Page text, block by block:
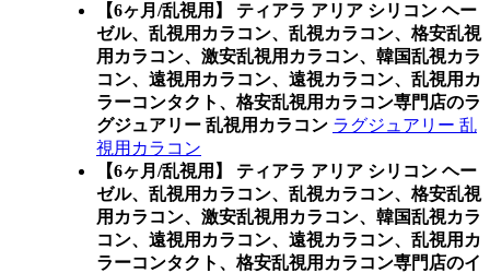
【6ヶ月/乱視用】 ティアラ アリア シリコン ヘー
ゼル、乱視用カラコン、乱視カラコン、格安乱視
用カラコン、激安乱視用カラコン、韓国乱視カラ
コン、遠視用カラコン、遠視カラコン、乱視用カ
ラーコンタクト、格安乱視用カラコン専門店のラ
グジュアリー 乱視用カラコン ラグジュアリー 乱
視用カラコン
【6ヶ月/乱視用】 ティアラ アリア シリコン ヘー
ゼル、乱視用カラコン、乱視カラコン、格安乱視
用カラコン、激安乱視用カラコン、韓国乱視カラ
コン、遠視用カラコン、遠視カラコン、乱視用カ
ラーコンタクト、格安乱視用カラコン専門店のイ